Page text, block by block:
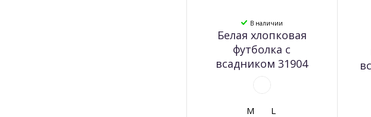
В наличии
Белая хлопковая
футболка с
всадником 31904
M L